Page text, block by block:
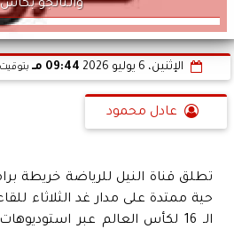
والتانجو
الإثنين، 6 يوليو 2026 09:44 مـ
عادل محمود
تطلق قناة النيل للرياضة خريطة
حية ممتدة على مدار غد الثلاثاء
الـ 16 لكأس العالم عبر